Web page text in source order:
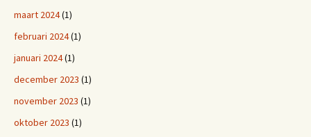
maart 2024(1)
februari 2024(1)
januari 2024(1)
december 2023 (1)
november 2023 (1)
oktober 2023 (1)